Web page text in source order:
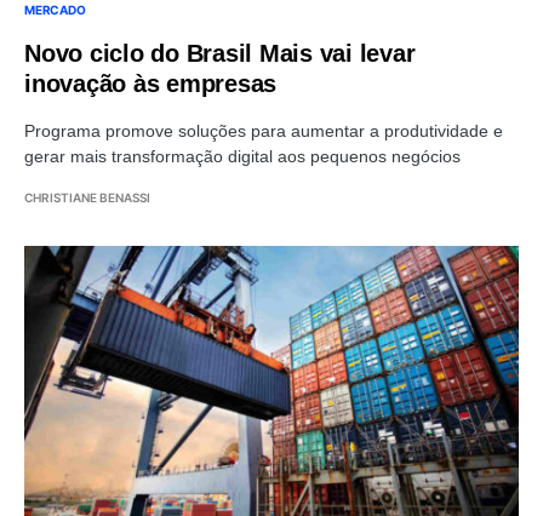
MERCADO
Novo ciclo do Brasil Mais vai levar
inovação às empresas
Programa promove soluções para aumentar a produtividade e
gerar mais transformação digital aos pequenos negócios
CHRISTIANE BENASSI